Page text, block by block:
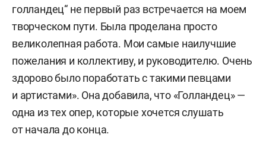
голландец“ не первый раз встречается на моем
творческом пути. Была проделана просто
великолепная работа. Мои самые наилучшие
пожелания и коллективу, и руководителю. Очень
здорово было поработать с такими певцами
и артистами». Она добавила, что «Голландец» —
одна из тех опер, которые хочется слушать
от начала до конца.